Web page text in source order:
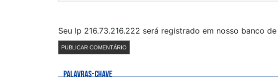
Seu Ip 216.73.216.222 será registrado em nosso banco
PALAVRAS-CHAVE